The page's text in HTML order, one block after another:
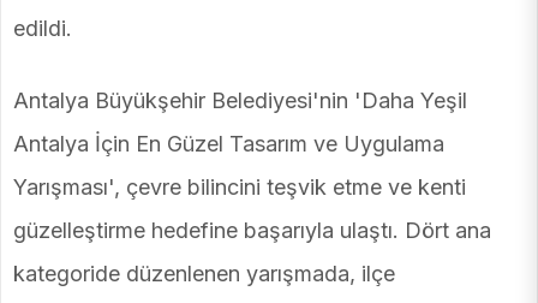
edildi.
Antalya Büyükşehir Belediyesi'nin 'Daha Yeşil
Antalya İçin En Güzel Tasarım ve Uygulama
Yarışması', çevre bilincini teşvik etme ve kenti
güzelleştirme hedefine başarıyla ulaştı. Dört ana
kategoride düzenlenen yarışmada, ilçe